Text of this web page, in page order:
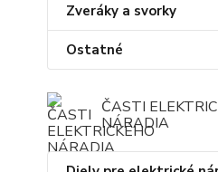
Zveráky a svorky
Ostatné
ČASTI
NÁRADIA